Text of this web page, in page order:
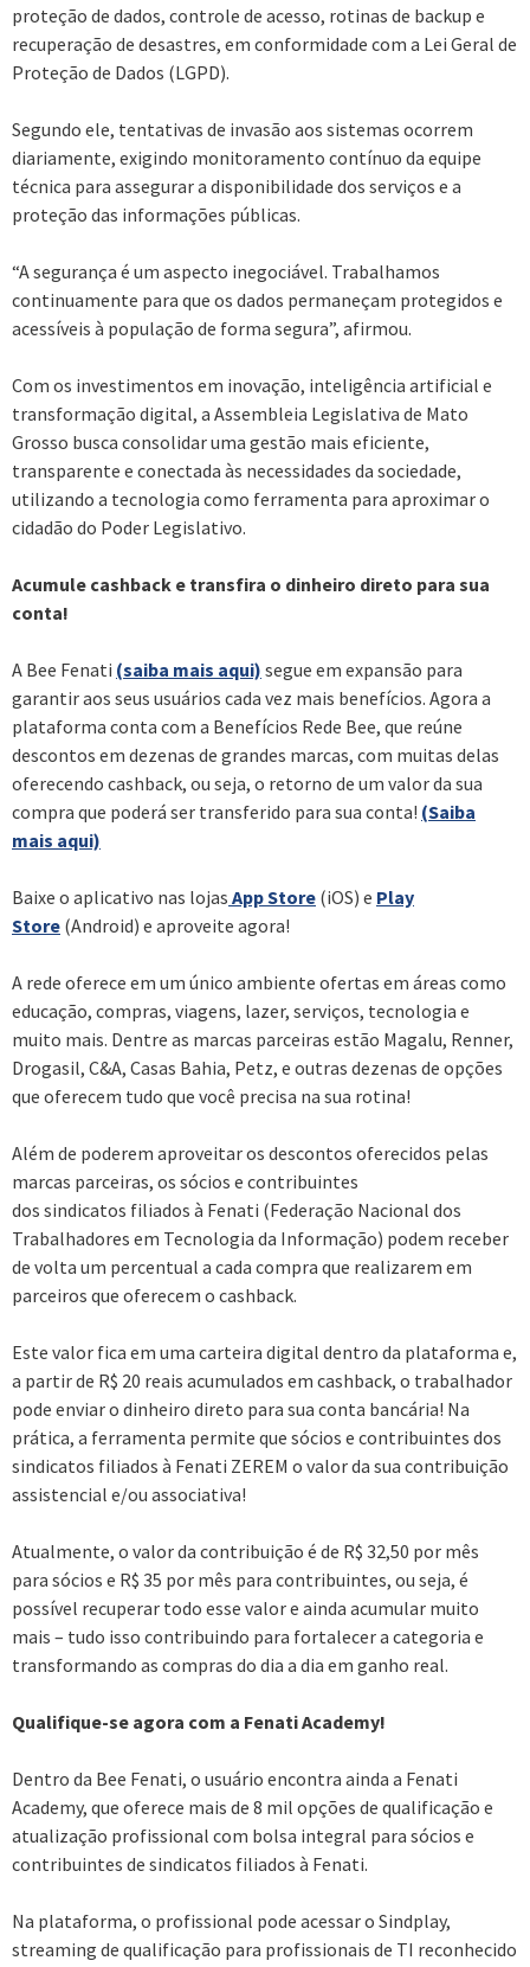
proteção de dados, controle de acesso, rotinas de backup e
recuperação de desastres, em conformidade com a Lei Geral de
Proteção de Dados (LGPD).
Segundo ele, tentativas de invasão aos sistemas ocorrem
diariamente, exigindo monitoramento contínuo da equipe
técnica para assegurar a disponibilidade dos serviços e a
proteção das informações públicas.
“A segurança é um aspecto inegociável. Trabalhamos
continuamente para que os dados permaneçam protegidos e
acessíveis à população de forma segura”, afirmou.
Com os investimentos em inovação, inteligência artificial e
transformação digital, a Assembleia Legislativa de Mato
Grosso busca consolidar uma gestão mais eficiente,
transparente e conectada às necessidades da sociedade,
utilizando a tecnologia como ferramenta para aproximar o
cidadão do Poder Legislativo.
Acumule cashback e transfira o dinheiro direto para sua
conta!
A Bee Fenati (saiba mais aqui) segue em expansão para
garantir aos seus usuários cada vez mais benefícios. Agora a
plataforma conta com a Benefícios Rede Bee, que reúne
descontos em dezenas de grandes marcas, com muitas delas
oferecendo cashback, ou seja, o retorno de um valor da sua
compra que poderá ser transferido para sua conta! (Saiba
mais aqui)
Baixe o aplicativo nas lojas App Store (iOS) e Play
Store (Android) e aproveite agora!
A rede oferece em um único ambiente ofertas em áreas como
educação, compras, viagens, lazer, serviços, tecnologia e
muito mais. Dentre as marcas parceiras estão Magalu, Renner,
Drogasil, C&A, Casas Bahia, Petz, e outras dezenas de opções
que oferecem tudo que você precisa na sua rotina!
Além de poderem aproveitar os descontos oferecidos pelas
marcas parceiras, os sócios e contribuintes
dos sindicatos filiados à Fenati (Federação Nacional dos
Trabalhadores em Tecnologia da Informação) podem receber
de volta um percentual a cada compra que realizarem em
parceiros que oferecem o cashback.
Este valor fica em uma carteira digital dentro da plataforma e,
a partir de R$ 20 reais acumulados em cashback, o trabalhador
pode enviar o dinheiro direto para sua conta bancária! Na
prática, a ferramenta permite que sócios e contribuintes dos
sindicatos filiados à Fenati ZEREM o valor da sua contribuição
assistencial e/ou associativa!
Atualmente, o valor da contribuição é de R$ 32,50 por mês
para sócios e R$ 35 por mês para contribuintes, ou seja, é
possível recuperar todo esse valor e ainda acumular muito
mais – tudo isso contribuindo para fortalecer a categoria e
transformando as compras do dia a dia em ganho real.
Qualifique-se agora com a Fenati Academy!
Dentro da Bee Fenati, o usuário encontra ainda a Fenati
Academy, que oferece mais de 8 mil opções de qualificação e
atualização profissional com bolsa integral para sócios e
contribuintes de sindicatos filiados à Fenati.
Na plataforma, o profissional pode acessar o Sindplay,
streaming de qualificação para profissionais de TI reconhecido